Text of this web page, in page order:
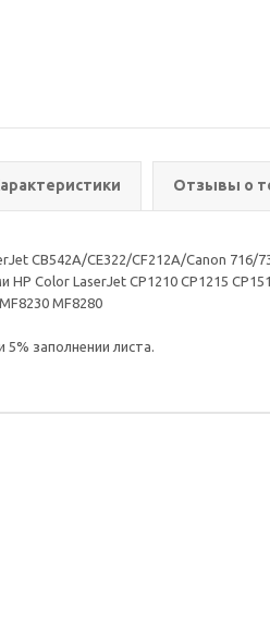
Отзывы о
CB542A/CE322/CF212A/Canon 716/
Color LaserJet CP1210 CP1215
MF8280
5% заполнении листа.